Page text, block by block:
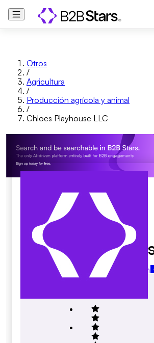
Otros
/
Agricultura
/
Producción agrícola y animal
/
Chloes Playhouse LLC
Chloes
chloesplayhouse.com